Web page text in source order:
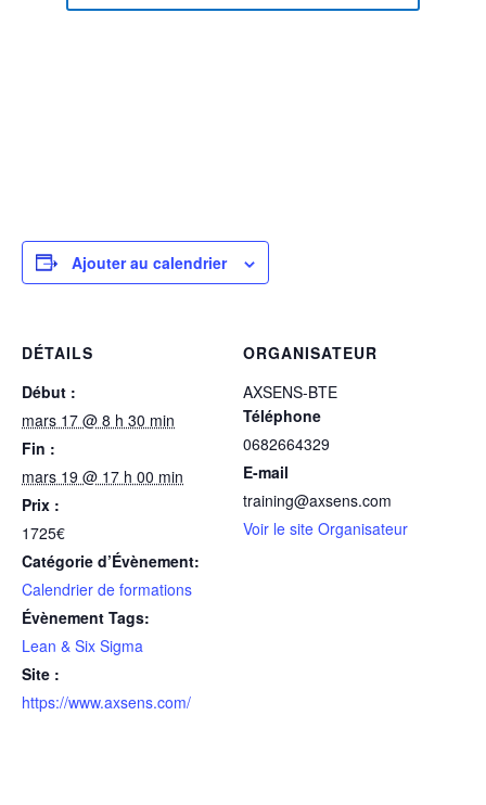
Ajouter au calendrier
DÉTAILS
Début :
mars 17 @ 8 h 30 min
Fin :
mars 19 @ 17 h 00 min
Prix :
1725€
Catégorie d’Évènement:
Calendrier de formations
Évènement Tags:
Lean & Six Sigma
Site :
https://www.axsens.com/
ORGANISATEUR
AXSENS-BTE
Téléphone
0682664329
E-mail
training@axsens.com
Voir le site Organisateur